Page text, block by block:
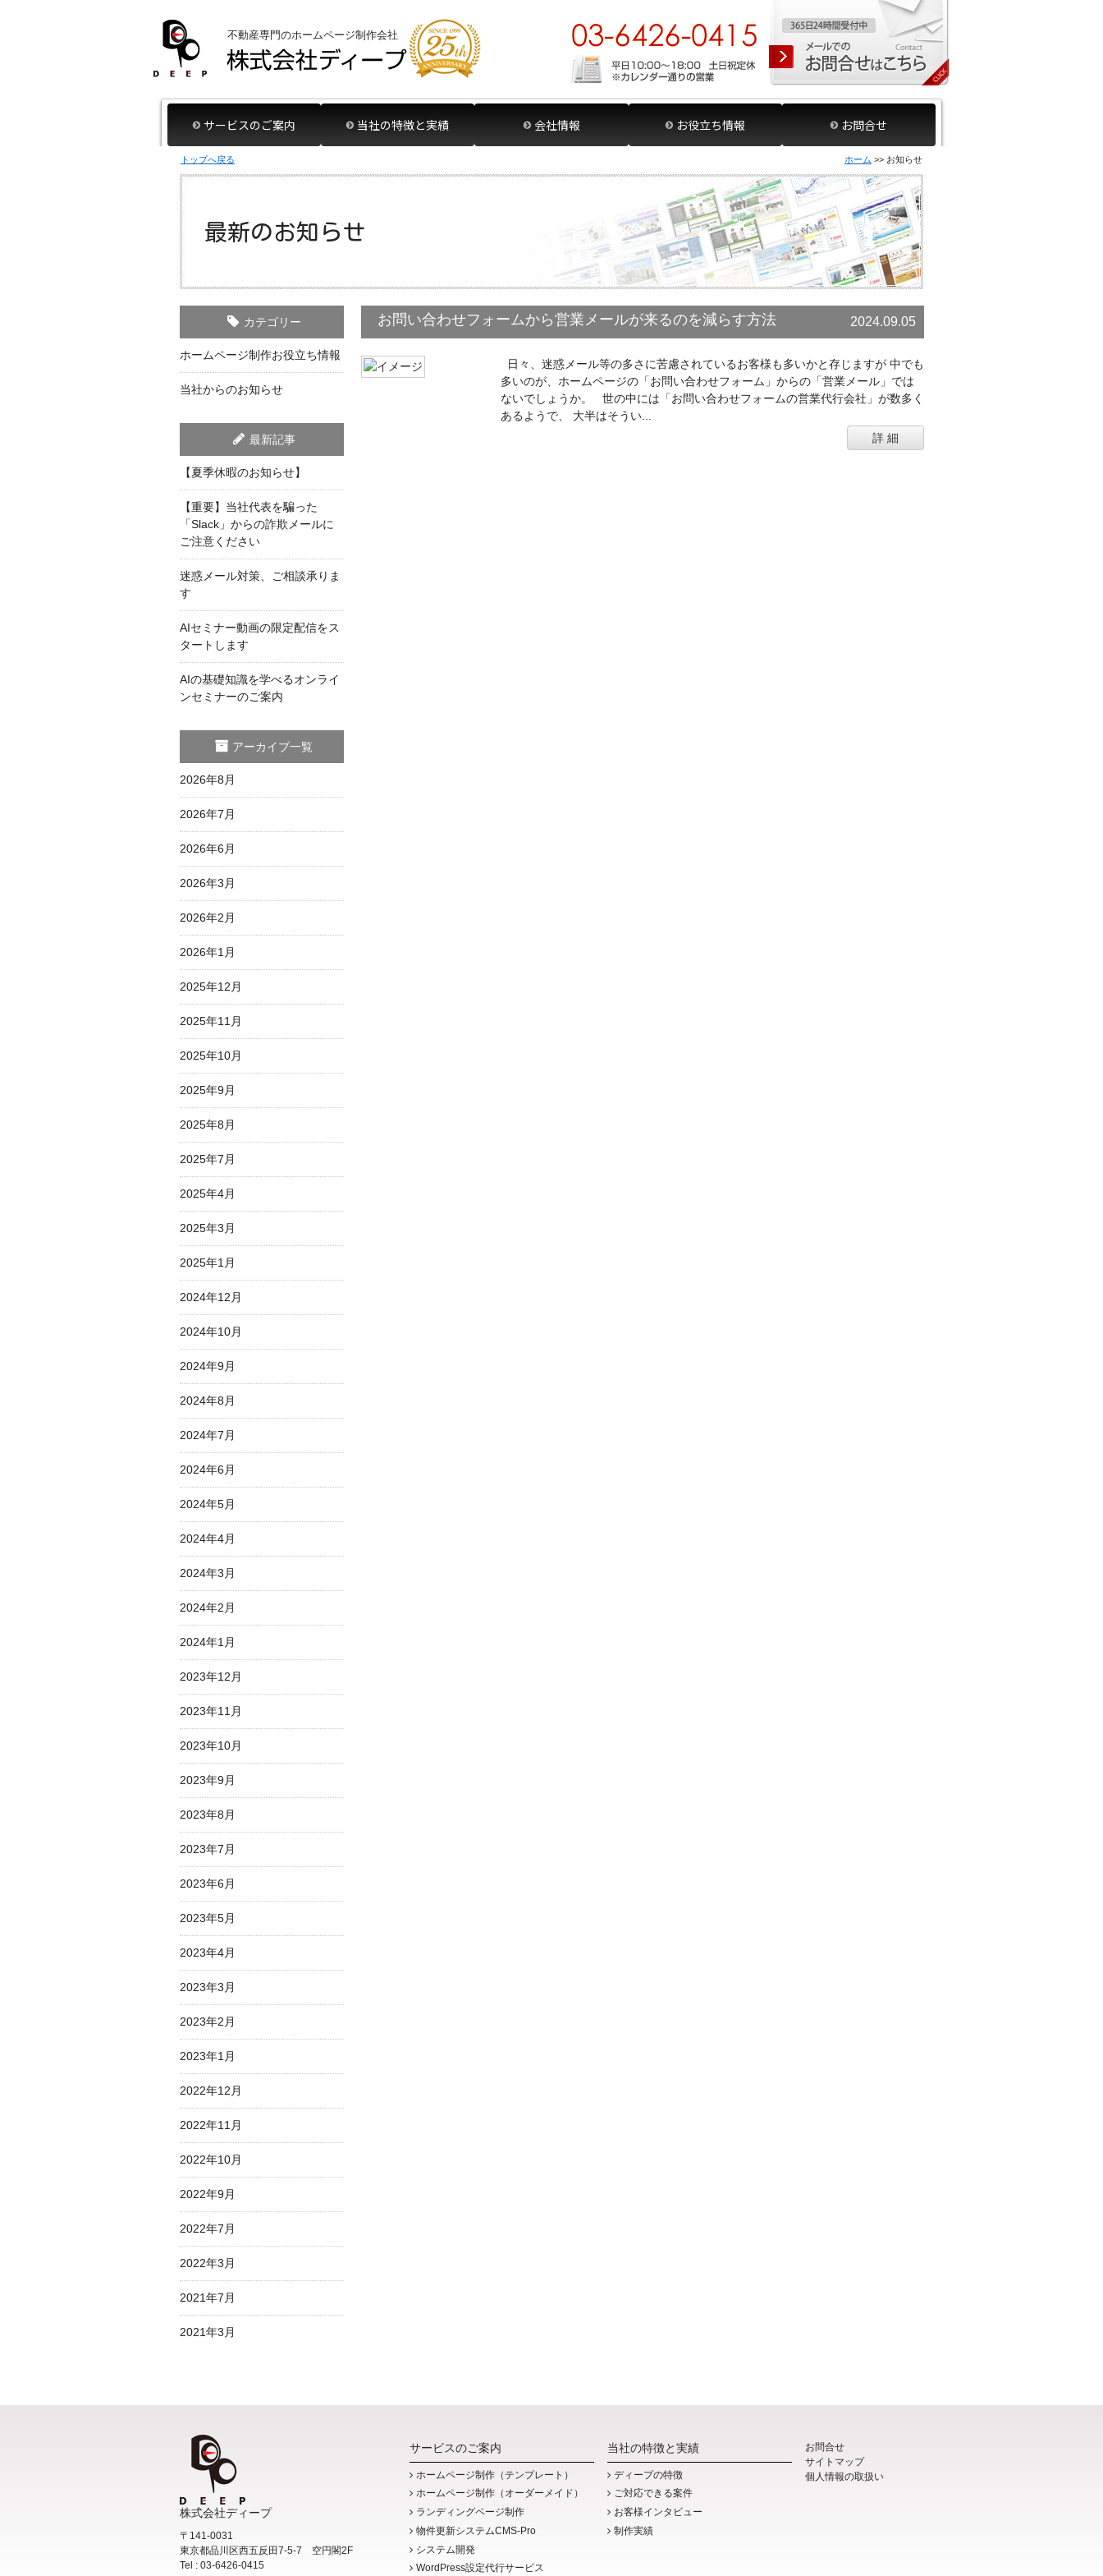
不動産専門のホームページ制作会社
サービスのご案内 当社の特徴と実績 会社情報 お役立ち情報 お問合せ
トップへ戻る ホーム >> お知らせ
最新のお知らせ
お問い合わせフォームから営業メールが来るのを減らす方法 2024.09.05
日々、迷惑メール等の多さに苦慮されているお客様も多いかと存じますが 中でも
多いのが、ホームページの「お問い合わせフォーム」からの「営業メール」では
ないでしょうか。 世の中には「お問い合わせフォームの営業代行会社」が数多く
あるようで、 大半はそうい...
詳 細
カテゴリー
ホームページ制作お役立ち情報
当社からのお知らせ
最新記事
【夏季休暇のお知らせ】
【重要】当社代表を騙った
「Slack」からの詐欺メールに
ご注意ください
迷惑メール対策、ご相談承りま
す
AIセミナー動画の限定配信をス
タートします
AIの基礎知識を学べるオンライ
ンセミナーのご案内
アーカイブ一覧
2026年8月
2026年7月
2026年6月
2026年3月
2026年2月
2026年1月
2025年12月
2025年11月
2025年10月
2025年9月
2025年8月
2025年7月
2025年4月
2025年3月
2025年1月
2024年12月
2024年10月
2024年9月
2024年8月
2024年7月
2024年6月
2024年5月
2024年4月
2024年3月
2024年2月
2024年1月
2023年12月
2023年11月
2023年10月
2023年9月
2023年8月
2023年7月
2023年6月
2023年5月
2023年4月
2023年3月
2023年2月
2023年1月
2022年12月
2022年11月
2022年10月
2022年9月
2022年7月
2022年3月
2021年7月
2021年3月
株式会社ディープ
〒141-0031
東京都品川区西五反田7-5-7 空円閣2F
Tel : 03-6426-0415
サービスのご案内
ホームページ制作（テンプレート）
ホームページ制作（オーダーメイド）
ランディングページ制作
物件更新システムCMS-Pro
システム開発
WordPress設定代行サービス
当社の特徴と実績
ディープの特徴
ご対応できる案件
お客様インタビュー
制作実績
お問合せ
サイトマップ
個人情報の取扱い